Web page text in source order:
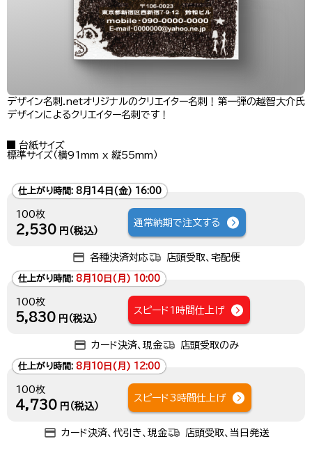
デザイン名刺.netオリジナルのクリエイター名刺！第一弾の越智大介氏
デザインによるクリエイター名刺です！
台紙サイズ
標準サイズ（横91mm x 縦55mm）
仕上がり時間: 8月14日(金) 16:00
100枚
2,530 円（税込）
通常納期で注文する
各種決済対応 店頭受取、宅配便
仕上がり時間: 8月10日(月) 10:00
100枚
5,830 円（税込）
スピード1時間仕上げ
カード決済、現金 店頭受取のみ
仕上がり時間: 8月10日(月) 12:00
100枚
4,730 円（税込）
スピード3時間仕上げ
カード決済、代引き、現金 店頭受取、当日発送